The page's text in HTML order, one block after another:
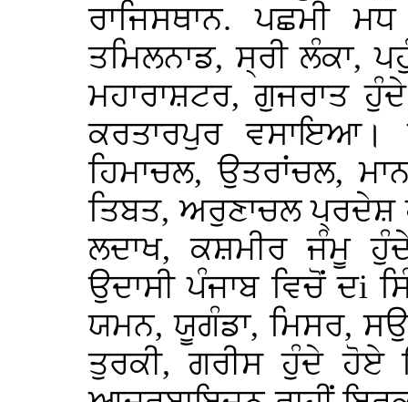
ਰਾਜਿਸਥਾਨ. ਪਛਮੀ
ਤਮਿਲਨਾਡ, ਸ੍ਰੀ ਲੰਕਾ,
ਮਹਾਰਾਸ਼ਟਰ, ਗੁਜਰਾਤ
ਕਰਤਾਰਪੁਰ ਵਸਾਇਆ।
ਹਿਮਾਚਲ, ਉਤਰਾਂਚਲ,
ਤਿਬਤ, ਅਰੁਣਾਚਲ ਪ੍ਰਦੇਸ਼
ਲਦਾਖ, ਕਸ਼ਮੀਰ ਜੰਮੂ
ਉਦਾਸੀ ਪੰਜਾਬ ਵਿਚੋਂ ਦi
ਯਮਨ, ਯੂਗੰਡਾ, ਮਿਸਰ,
ਤੁਰਕੀ, ਗਰੀਸ ਹੁੰਦੇ ਹੋਏ